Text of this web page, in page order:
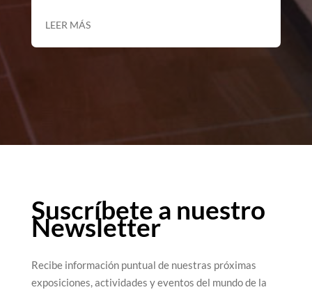
LEER MÁS
Suscríbete a nuestro
Newsletter
Recibe información puntual de nuestras próximas
exposiciones, actividades y eventos del mundo de la